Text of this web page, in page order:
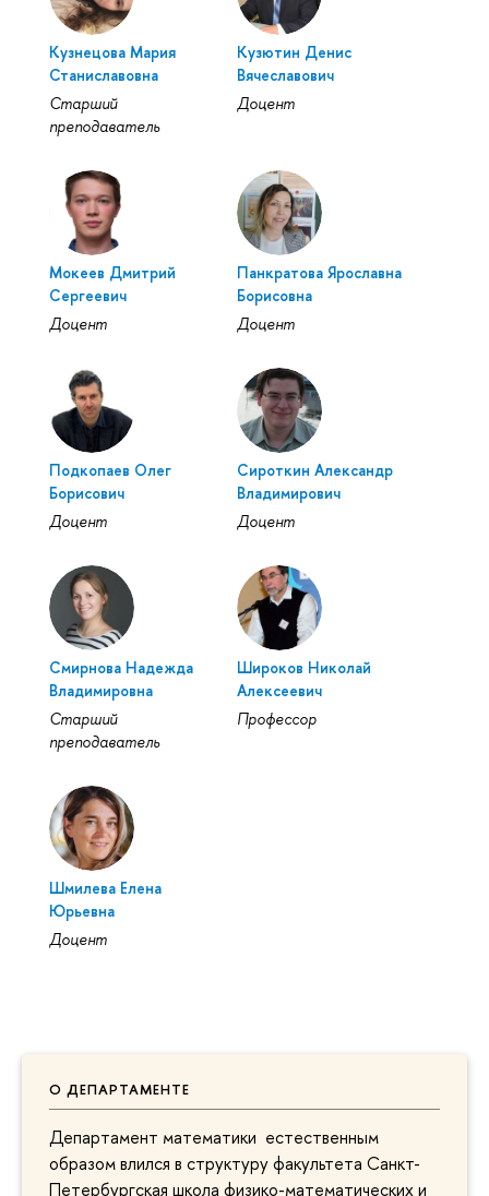
О ДЕПАРТАМЕНТЕ
Департамент математики естественным
образом влился в структуру факультета Санкт-
Петербургская школа физико-математических и
Кузнецова Мария
Станиславовна
Старший
преподаватель
Кузютин Денис
Вячеславович
Доцент
Мокеев Дмитрий
Сергеевич
Доцент
Панкратова Ярославна
Борисовна
Доцент
Подкопаев Олег
Борисович
Доцент
Сироткин Александр
Владимирович
Доцент
Смирнова Надежда
Владимировна
Старший
преподаватель
Широков Николай
Алексеевич
Профессор
Шмилева Елена
Юрьевна
Доцент